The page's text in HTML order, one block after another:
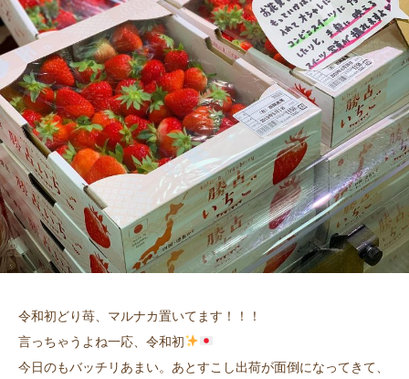
令和初どり苺、マルナカ置いてます！！！
言っちゃうよね一応、令和初
今日のもバッチリあまい。あとすこし出荷が面倒になってきて、